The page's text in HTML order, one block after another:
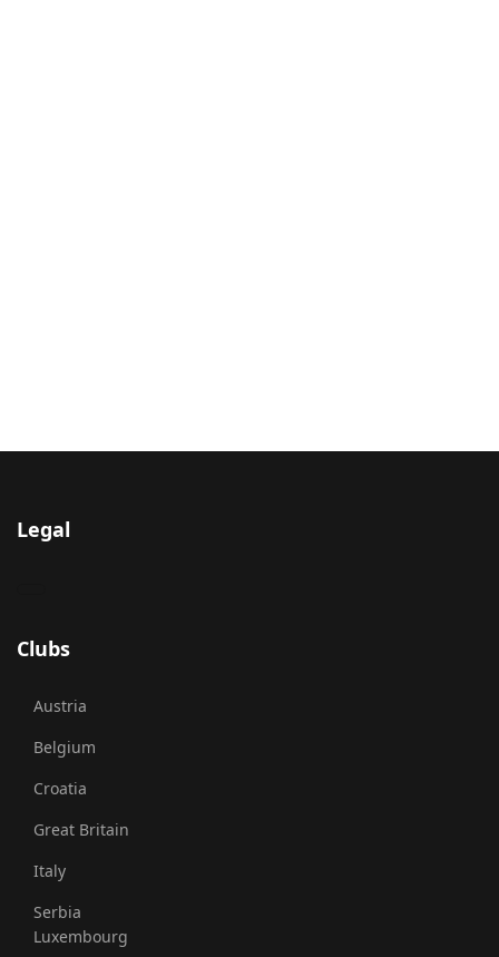
Legal
Clubs
Austria
Belgium
Croatia
Great Britain
Italy
Serbia
Luxembourg